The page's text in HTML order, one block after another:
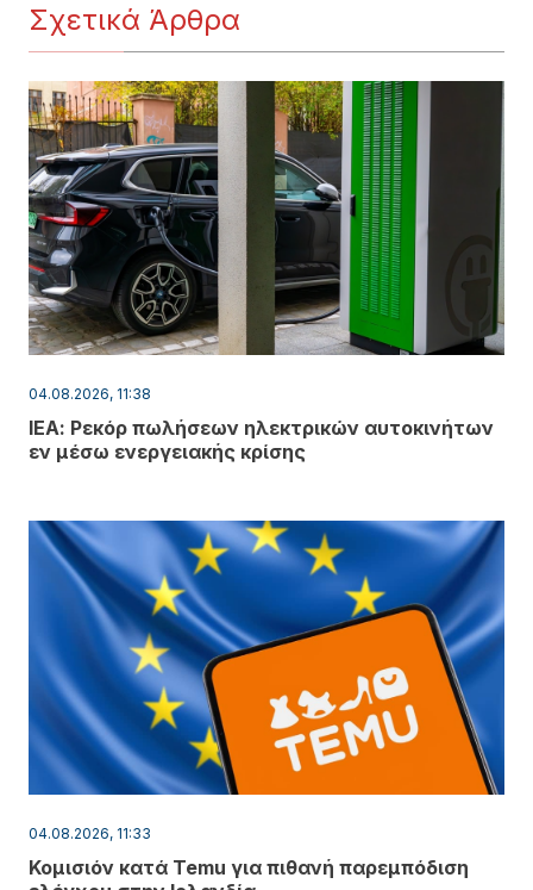
Σχετικά Άρθρα
04.08.2026, 11:38
ΙΕΑ: Ρεκόρ πωλήσεων ηλεκτρικών αυτοκινήτων
εν μέσω ενεργειακής κρίσης
04.08.2026, 11:33
Κομισιόν κατά Temu για πιθανή παρεμπόδιση